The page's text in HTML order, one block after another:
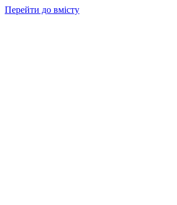
Перейти до вмісту